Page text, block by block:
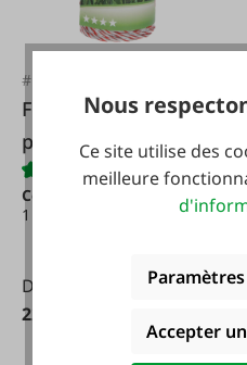
#FA100761
Fil toronné
professionnel
blanc/rouge,
2mm/200m
Contenu :
(0,11 € /
1 m)
De
22,45 €*
Nous
Ce site utilise des
meilleure
Accepter